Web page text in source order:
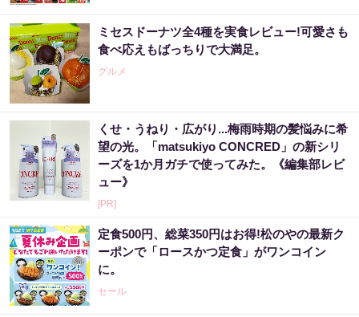
ミセスドーナツ全4種を実食レビュー!可愛さも
食べ応えもばっちりで大満足。
グルメ
くせ・うねり・広がり...梅雨時期の髪悩みに希
望の光。「matsukiyo CONCRED」の新シリ
ーズを1か月ガチで使ってみた。《編集部レビ
ュー》
[PR]
定食500円、総菜350円はお得!松のやの最新ク
ーポンで「ロースかつ定食」がワンコイン
に。
セール